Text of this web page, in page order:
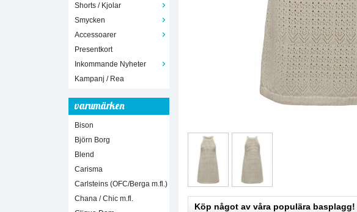
Shorts / Kjolar
Smycken
Accessoarer
Presentkort
Inkommande Nyheter
Kampanj / Rea
varumärken
Bison
Björn Borg
Blend
Carisma
Carlsteins (OFC/Berga m.fl.)
Chana / Chic m.fl.
Köp något av våra populära basplagg!